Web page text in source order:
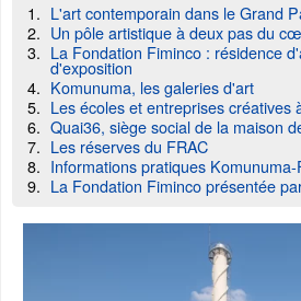
L'art contemporain dans le Grand
Un pôle artistique à deux pas du
La Fondation Fiminco : résidence
d'exposition
Komunuma, les galeries d'art
Les écoles et entreprises créatives
Quai36, siège social de la maison
Les réserves du FRAC
Informations pratiques
La Fondation Fiminco présentée